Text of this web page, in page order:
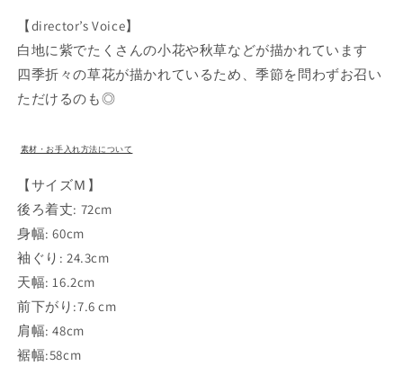
減
ら
す
増
や
す
【director’s Voice】
白地に紫でたくさんの小花や秋草などが描かれています
四季折々の草花が描かれているため、季節を問わずお召い
ただけるのも◎
素材・お手入れ方法について
【サイズＭ】
後ろ着丈: 72cm
身幅: 60cm
袖ぐり : 24.3cm
天幅: 16.2cm
前下がり :7.6 cm
肩幅: 48cm
裾幅:58cm